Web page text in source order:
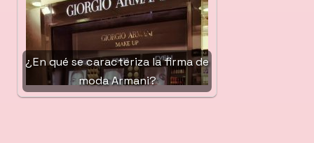
¿En qué se caracteriza la firma de
moda Armani?